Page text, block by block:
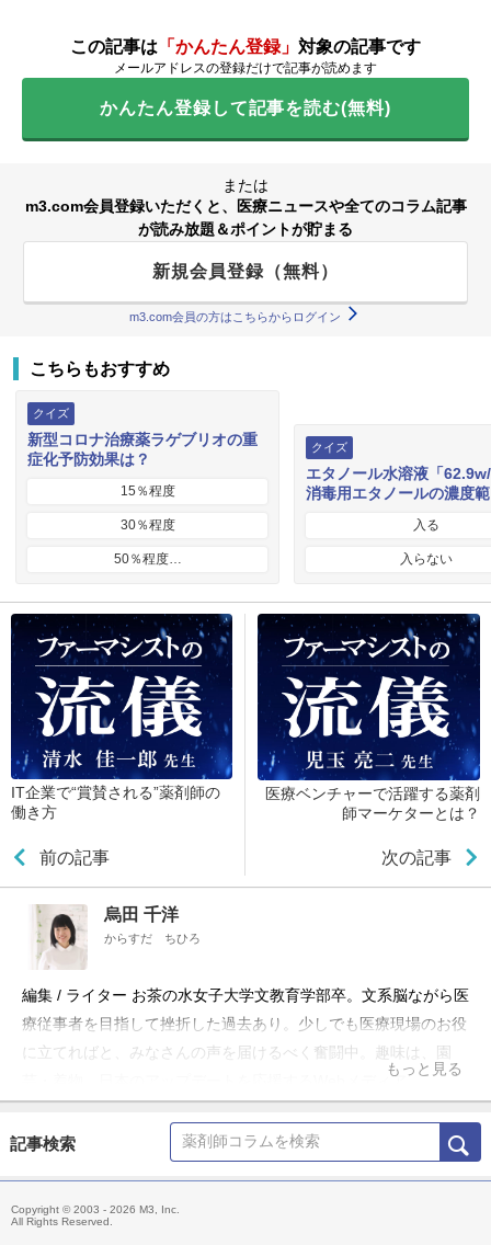
この記事は 「かんたん登録」 対象の記事です
メールアドレスの登録だけで記事が読めます
かんたん登録して記事を読む(無料)
または
m3.com会員登録いただくと、医療ニュースや全てのコラム記事
が読み放題＆ポイントが貯まる
新規会員登録（無料）
m3.com会員の方はこちらからログイン
こちらもおすすめ
クイズ
新型コロナ治療薬ラゲブリオの重
症化予防効果は？
15％程度
30％程度
50％程度…
クイズ
エタノール水溶液「
消毒用エタノールの濃度
入る
入らない
IT企業で“賞賛される”薬剤師の
働き方
前の記事
医療ベンチャーで活躍する薬剤
師マーケターとは？
次の記事
烏田 千洋
からすだ ちひろ
編集 / ライター お茶の水女子大学文教育学部卒。文系脳ながら医
療従事者を目指して挫折した過去あり。少しでも医療現場のお役
に立てればと、みなさんの声を届けるべく奮闘中。趣味は、園
芸・着物。日本のアップデートを応援するWebメディア
もっと見る
記事検索
Copyright © 2003 - 2026 M3, Inc.
All Rights Reserved.